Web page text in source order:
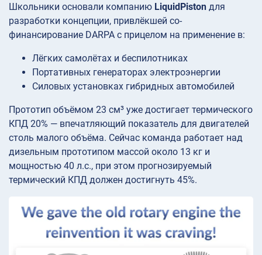
Школьники основали компанию LiquidPiston для
разработки концепции, привлёкшей со-
финансирование DARPA с прицелом на применение в:
Лёгких самолётах и беспилотниках
Портативных генераторах электроэнергии
Силовых установках гибридных автомобилей
Прототип объёмом 23 см³ уже достигает термического
КПД 20% — впечатляющий показатель для двигателей
столь малого объёма. Сейчас команда работает над
дизельным прототипом массой около 13 кг и
мощностью 40 л.с., при этом прогнозируемый
термический КПД должен достигнуть 45%.